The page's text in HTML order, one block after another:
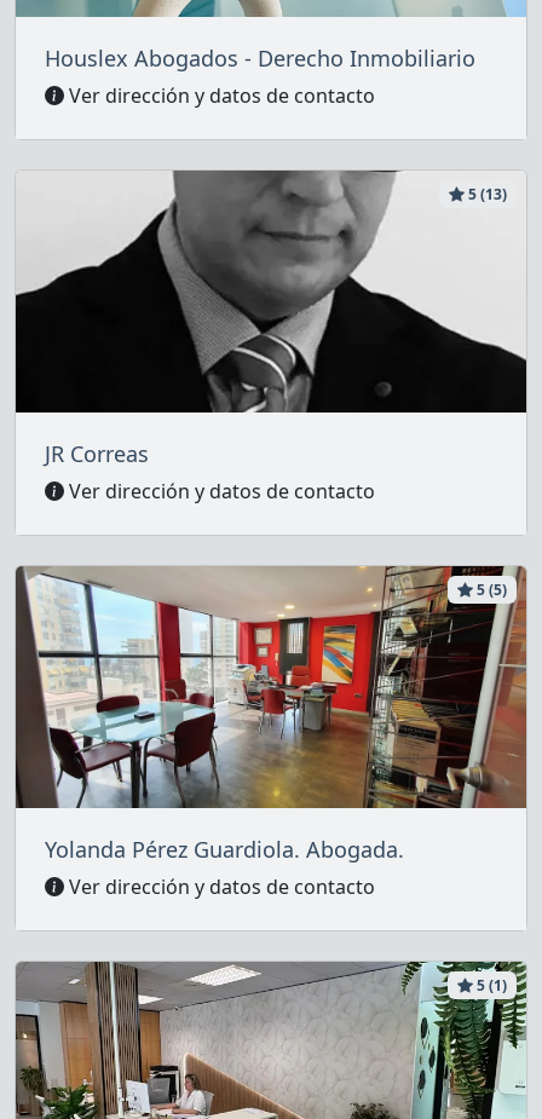
Houslex Abogados - Derecho Inmobiliario
Ver dirección y datos de contacto
5 (13)
JR Correas
Ver dirección y datos de contacto
5 (5)
Yolanda Pérez Guardiola. Abogada.
Ver dirección y datos de contacto
5 (1)